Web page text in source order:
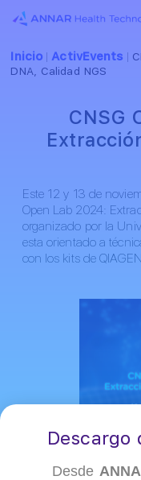
Inicio | ActivEvents |
DNA, Calidad NGS
CNSG
Este 12 y 13 de
Open Lab 2024:
organizado por la
esta orientado a
con los kits de
Descargo
Desde